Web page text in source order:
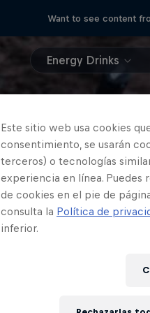
Want to see content
Energy Drinks
Este sitio web usa cookies
consentimiento, se usarán
terceros) o tecnologías
experiencia en línea.
de cookies en el pie de
consulta la Política de
inferior.